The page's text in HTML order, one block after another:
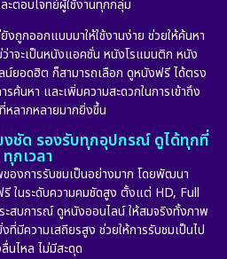
ตอบโจทย์ผู้ใช้งานทุกกลุ่ม
ถูกออกแบบมาให้ใช้งานง่าย ช่วยให้ค้นหา
าจะเป็นหนังแอคชั่น หนังโรแมนติก หนัง
ยอดฮิต ก็สามารถเลือก ดูหนังฟรี ได้ตรง
ค้นหา และเพิ่มความสะดวกในการเข้าถึง
หลากหลายมากยิ่งขึ้น
ชัด รองรับทุกอุปกรณ์ ดูได้ทุกที่
ทุกเวลา
องการรับชมเป็นอย่างมาก โดยพัฒนา
ในระดับความคมชัดสูง ตั้งแต่ HD, Full
สบการณ์ ดูหนังออนไลน์ ให้สมจริงทั้งภาพ
มีความเสถียรสูง ช่วยให้การรับชมเป็นไป
นไหล ไม่มีสะดุด